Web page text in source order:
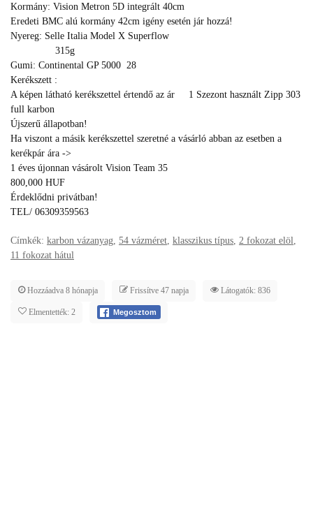
Kormány: Vision Metron 5D integrált 40cm
Eredeti BMC alú kormány 42cm igény esetén jár hozzá!
Nyereg: Selle Italia Model X Superflow
315g
Gumi: Continental GP 5000 28
Kerékszett :
A képen látható kerékszettel értendő az ár 1 Szezont használt Zipp 303
full karbon
Újszerű állapotban!
Ha viszont a másik kerékszettel szeretné a vásárló abban az esetben a
kerékpár ára ->
1 éves újonnan vásárolt Vision Team 35
800,000 HUF
Érdeklődni privátban!
TEL/ 06309359563
Címkék: karbon vázanyag 54 vázméret klasszikus típus 2 fokozat elöl
11 fokozat hátul
Hozzáadva 8 hónapja Frissítve 47 napja Látogatók: 836
Elmentették: 2 Megosztom